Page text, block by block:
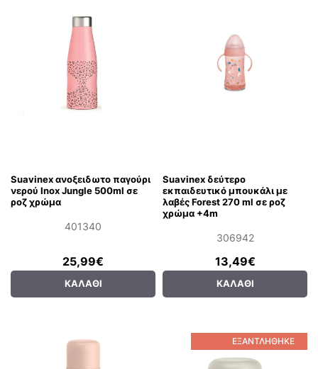
Suavinex ανοξειδωτο παγούρι
νερού Ιnox Jungle 500ml σε
ροζ χρώμα
401340
25,99€
ΚΑΛΆΘΙ
Suavinex δεύτερο
εκπαιδευτικό μπουκάλι με
λαβές Forest 270 ml σε ροζ
χρώμα +4m
306942
13,49€
ΚΑΛΆΘΙ
ΕΞΑΝΤΛΉΘΗΚΕ